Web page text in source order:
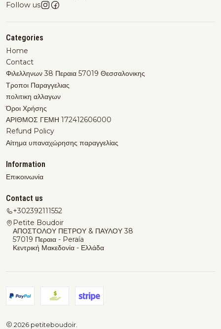
Follow us
Categories
Home
Contact
Φιλελληνων 38 Περαια 57019 Θεσσαλονικης
Τροποι Παραγγελιας
πολιτικη αλλαγων
Όροι Χρήσης
ΑΡΙΘΜΟΣ ΓΕΜΗ 172412606000
Refund Policy
Αίτημα υπαναχώρησης παραγγελίας
Information
Επικοινωνία
Contact us
+302392111552
Petite Boudoir
ΑΠΟΣΤΟΛΟΥ ΠΕΤΡΟΥ & ΠΑΥΛΟΥ 38
57019 Περαια - Peraía
Κεντρική Μακεδονία - Ελλάδα
2026 petiteboudoir.